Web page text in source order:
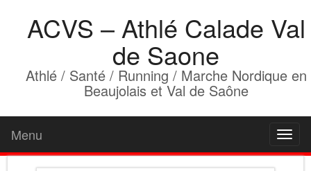
ACVS – Athlé Calade Val
de Saone
Athlé / Santé / Running / Marche Nordique en
Beaujolais et Val de Saône
Menu